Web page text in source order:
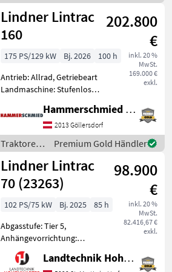
Oberlenker hinten:
/ Lindner
Lindner Lintrac
160
202.800
€
inkl. 20 %
MwSt.
169.000 €
exkl.
175 PS/129 kW Bj. 2026
100 h
Antrieb: Allrad, Getriebeart
Landmaschine: Stufenloses
Zapfwellendrehzahl:
540/540E/1000/1000E,
Höchstgeschwindigkeit in
km/h: 50 km/h, Aufla
Hammerschmied GmbH
2013 Göllersdorf
Traktoren
/ Lindner
Premium Gold Händler
Lindner Lintrac
70 (23263)
98.900
€
inkl. 20 %
MwSt.
82.416,67 €
exkl.
102 PS/75 kW Bj. 2025
85 h
Abgasstufe: Tier 5,
Anhängevorrichtung:
automatisch, Antrieb:
Allrad, Aufladung:
Landtechnik Hohenwarter GmbH